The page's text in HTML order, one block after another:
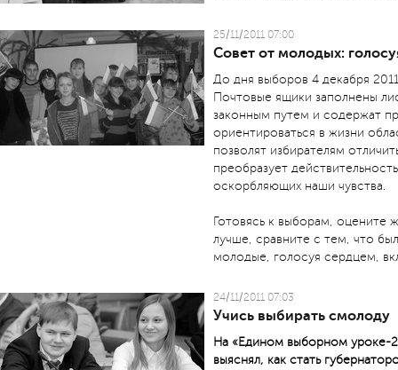
25/11/2011 07:00
Совет от молодых:
До дня выборов 4 декабря
Почтовые ящики заполнены
законным путем и содержат
ориентироваться в жизни
позволят избирателям
преобразует
оскорбляющих наши чувства.
Готовясь к выборам, оцените
лучше, сравните с тем, что
молодые, голосуя сердцем,
24/11/2011 07:03
Учись выбирать смолоду
На «Едином выборном уроке-
выяснял, как стать